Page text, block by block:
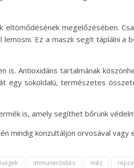
megelőzésében.
Ez a maszk segít táplálni a
is. Antioxidáns tartalmának
egy sokoldalú, természetes
is, amely segíthet bőrünk
mindig konzultáljon orvosával vagy
immunerősítés méz